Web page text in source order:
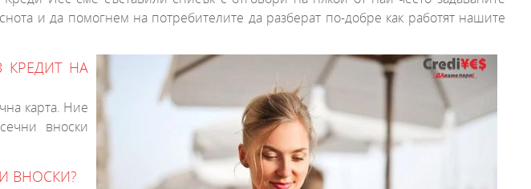
и да помогнем на потребителите да разберат по-добре как работят нашите
КРЕДИТ НА
карта. Ние
вноски
ВНОСКИ?